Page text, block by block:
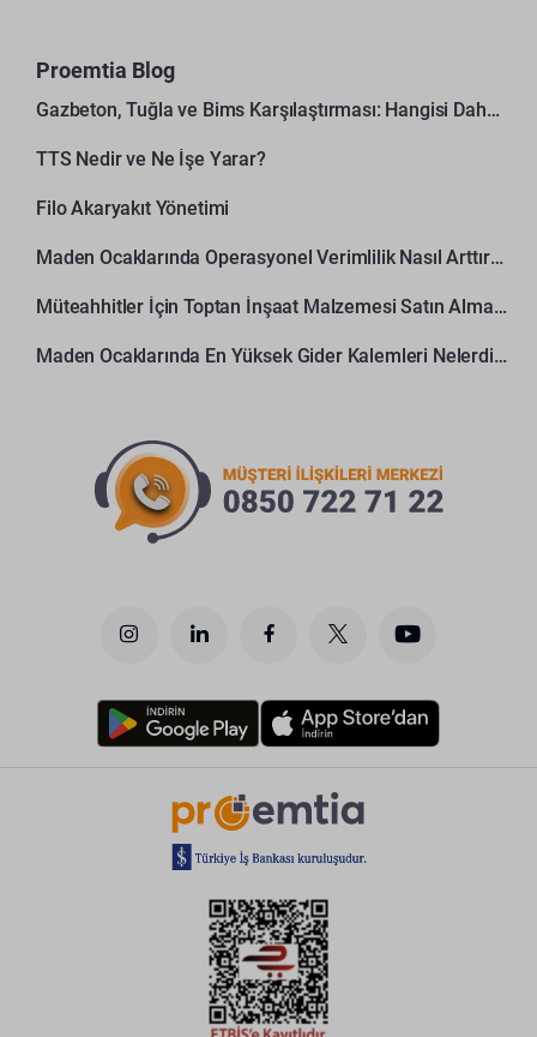
Proemtia Blog
Gazbeton, Tuğla ve Bims Karşılaştırması: Hangisi Daha Avantajlı?
TTS Nedir ve Ne İşe Yarar?
Filo Akaryakıt Yönetimi
Maden Ocaklarında Operasyonel Verimlilik Nasıl Arttırılır?
Müteahhitler İçin Toptan İnşaat Malzemesi Satın Alma Rehberi
Maden Ocaklarında En Yüksek Gider Kalemleri Nelerdir?